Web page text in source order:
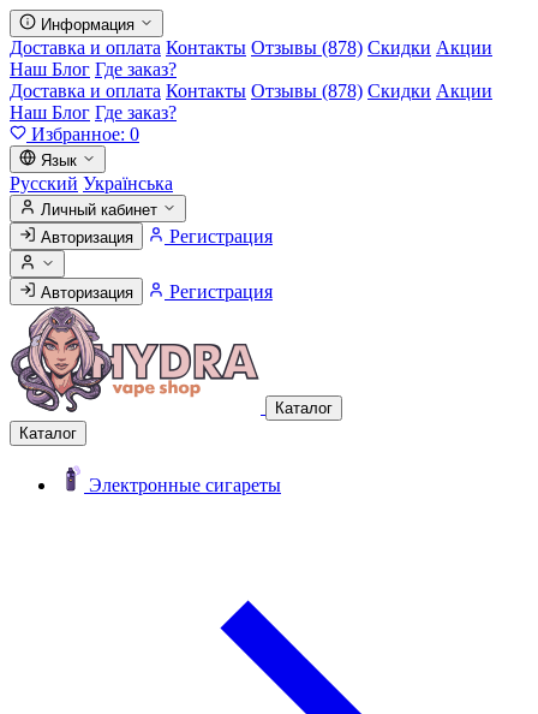
Информация
Доставка и оплата Контакты Отзывы (878) Скидки Акции
Наш Блог Где заказ?
Доставка и оплата Контакты Отзывы (878) Скидки Акции
Наш Блог Где заказ?
Избранное: 0
Язык
Русский Українська
Личный кабинет
Авторизация
Регистрация
Авторизация Регистрация
Каталог
Каталог
Электронные сигареты